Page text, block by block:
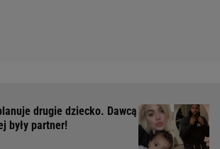
drugie dziecko. Dawcą
były partner!